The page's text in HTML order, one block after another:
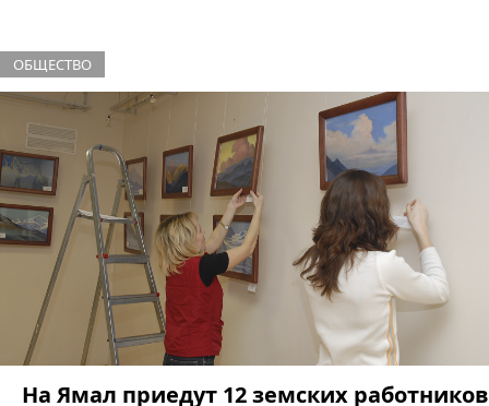
ОБЩЕСТВО
На Ямал приедут 12 земских работников